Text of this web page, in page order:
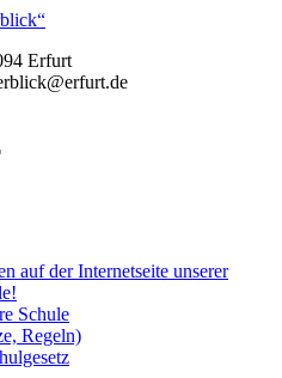
Erfurt
auf der Internetseite unserer
Schule
Regeln)